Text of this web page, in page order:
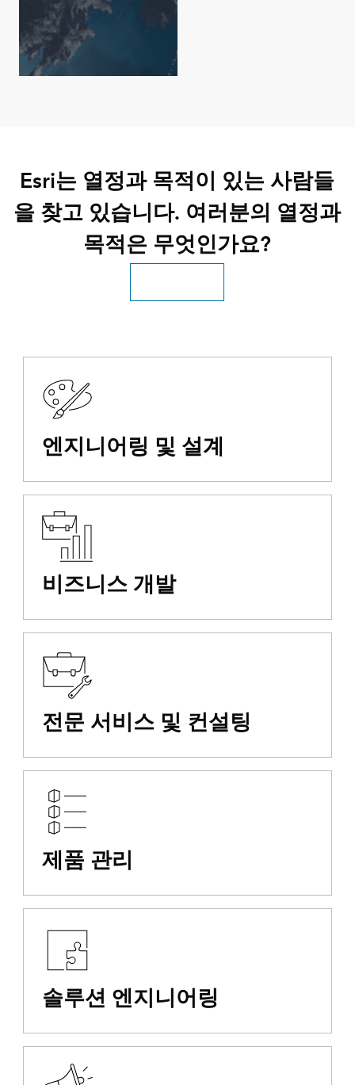
Esri는 열정과 목적이 있는 사람들
을 찾고 있습니다. 여러분의 열정과
목적은 무엇인가요?
엔지니어링 및 설계
비즈니스 개발
전문 서비스 및 컨설팅
제품 관리
솔루션 엔지니어링